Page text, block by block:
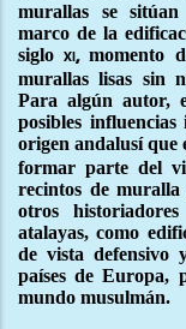
murallas se
marco de la
sigloxi,momento
murallas lisas sin
Para algún autor,
posibles influencias
origen andalusí que
formar parte del
recintos de
otros
atalayas, como
de vista defensivo
países de Europa,
mundo musulmán.